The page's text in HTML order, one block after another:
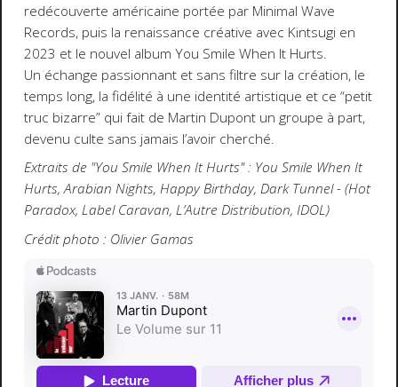
redécouverte américaine portée par Minimal Wave
Records, puis la renaissance créative avec Kintsugi en
2023 et le nouvel album You Smile When It Hurts.
Un échange passionnant et sans filtre sur la création, le
temps long, la fidélité à une identité artistique et ce “petit
truc bizarre” qui fait de Martin Dupont un groupe à part,
devenu culte sans jamais l’avoir cherché.
Extraits de "You Smile When It Hurts" : You Smile When It
Hurts, Arabian Nights, Happy Birthday, Dark Tunnel - (Hot
Paradox, Label Caravan, L’Autre Distribution, IDOL)
Crédit photo : Olivier Gamas